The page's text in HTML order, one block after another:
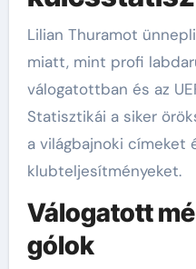
Lilian Thuramot
miatt, mint profi
válogatottban és az
Statisztikái a siker
a világbajnoki címeket
klubteljesítményeket.
Válogatott
gólok